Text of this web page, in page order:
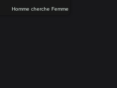
Homme cherche Femme